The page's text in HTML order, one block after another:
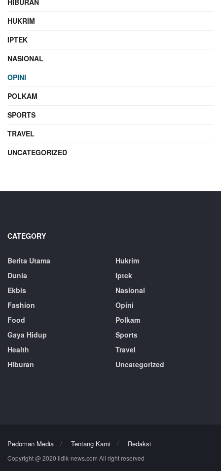
HUKRIM
IPTEK
NASIONAL
OPINI
POLKAM
SPORTS
TRAVEL
UNCATEGORIZED
CATEGORY
Berita Utama
Dunia
Ekbis
Fashion
Food
Gaya Hidup
Health
Hiburan
Hukrim
Iptek
Nasional
Opini
Polkam
Sports
Travel
Uncategorized
Pedoman Media Tentang Kami Redaksi
Copyright @ 2020 lidik-news.com All right reserved